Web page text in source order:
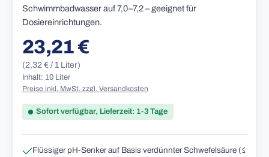
Schwimmbadwasser auf 7,0–7,2 – geeignet für
Dosiereinrichtungen.
Regulärer Preis:
23,21 €
(2,32 € / 1 Liter)
Inhalt: 10 Liter
Preise inkl. MwSt. zzgl. Versandkosten
Sofort verfügbar, Lieferzeit: 1-3 Tage
Flüssiger pH-Senker auf Basis verdünnter Schwefelsäure (≤